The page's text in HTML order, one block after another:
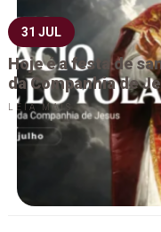
31 JUL
Hoje é a festa de
da Companhia de
LEIA MAIS